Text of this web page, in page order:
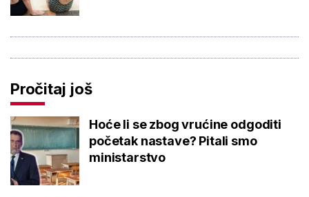
Pročitaj još
Hoće li se zbog vrućine odgoditi
početak nastave? Pitali smo
ministarstvo